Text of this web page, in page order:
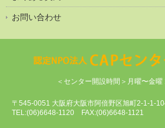
お問い合わせ
＜センター開設時間＞月曜〜金
〒545-0051 大阪府大阪市阿倍野区旭町2-1-1-
TEL:(06)6648-1120 FAX:(06)6648-1121